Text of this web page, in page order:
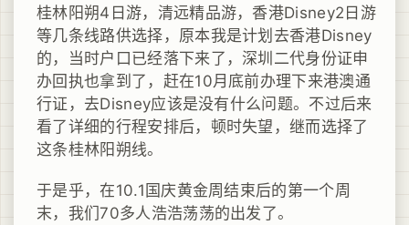
桂林阳朔4日游，清远精品游，香港Disney2日游
等几条线路供选择，原本我是计划去香港Disney
的，当时户口已经落下来了，深圳二代身份证申
办回执也拿到了，赶在10月底前办理下来港澳通
行证，去Disney应该是没有什么问题。不过后来
看了详细的行程安排后，顿时失望，继而选择了
这条桂林阳朔线。
于是乎，在10.1国庆黄金周结束后的第一个周
末，我们70多人浩浩荡荡的出发了。